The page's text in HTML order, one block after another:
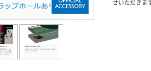
せいただきま